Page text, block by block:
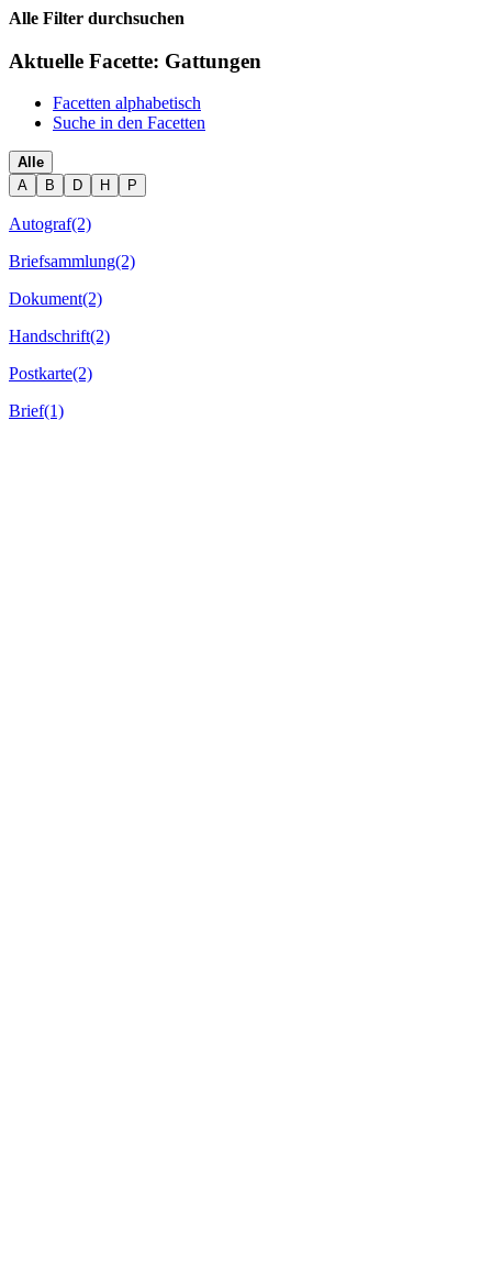
Alle Filter durchsuchen
Aktuelle Facette: Gattungen
Facetten alphabetisch
Suche in den Facetten
Alle
A
B D H P
Autograf(2)
Briefsammlung(2)
Dokument(2)
Handschrift(2)
Postkarte(2)
Brief(1)